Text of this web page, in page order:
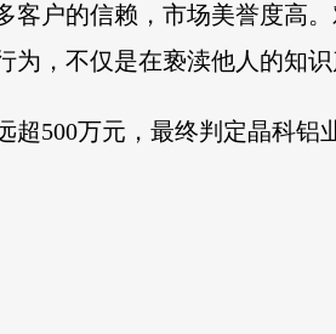
客户的信赖，市场美誉度高
，不仅是在亵渎他人的知
500万元，最终判定晶科